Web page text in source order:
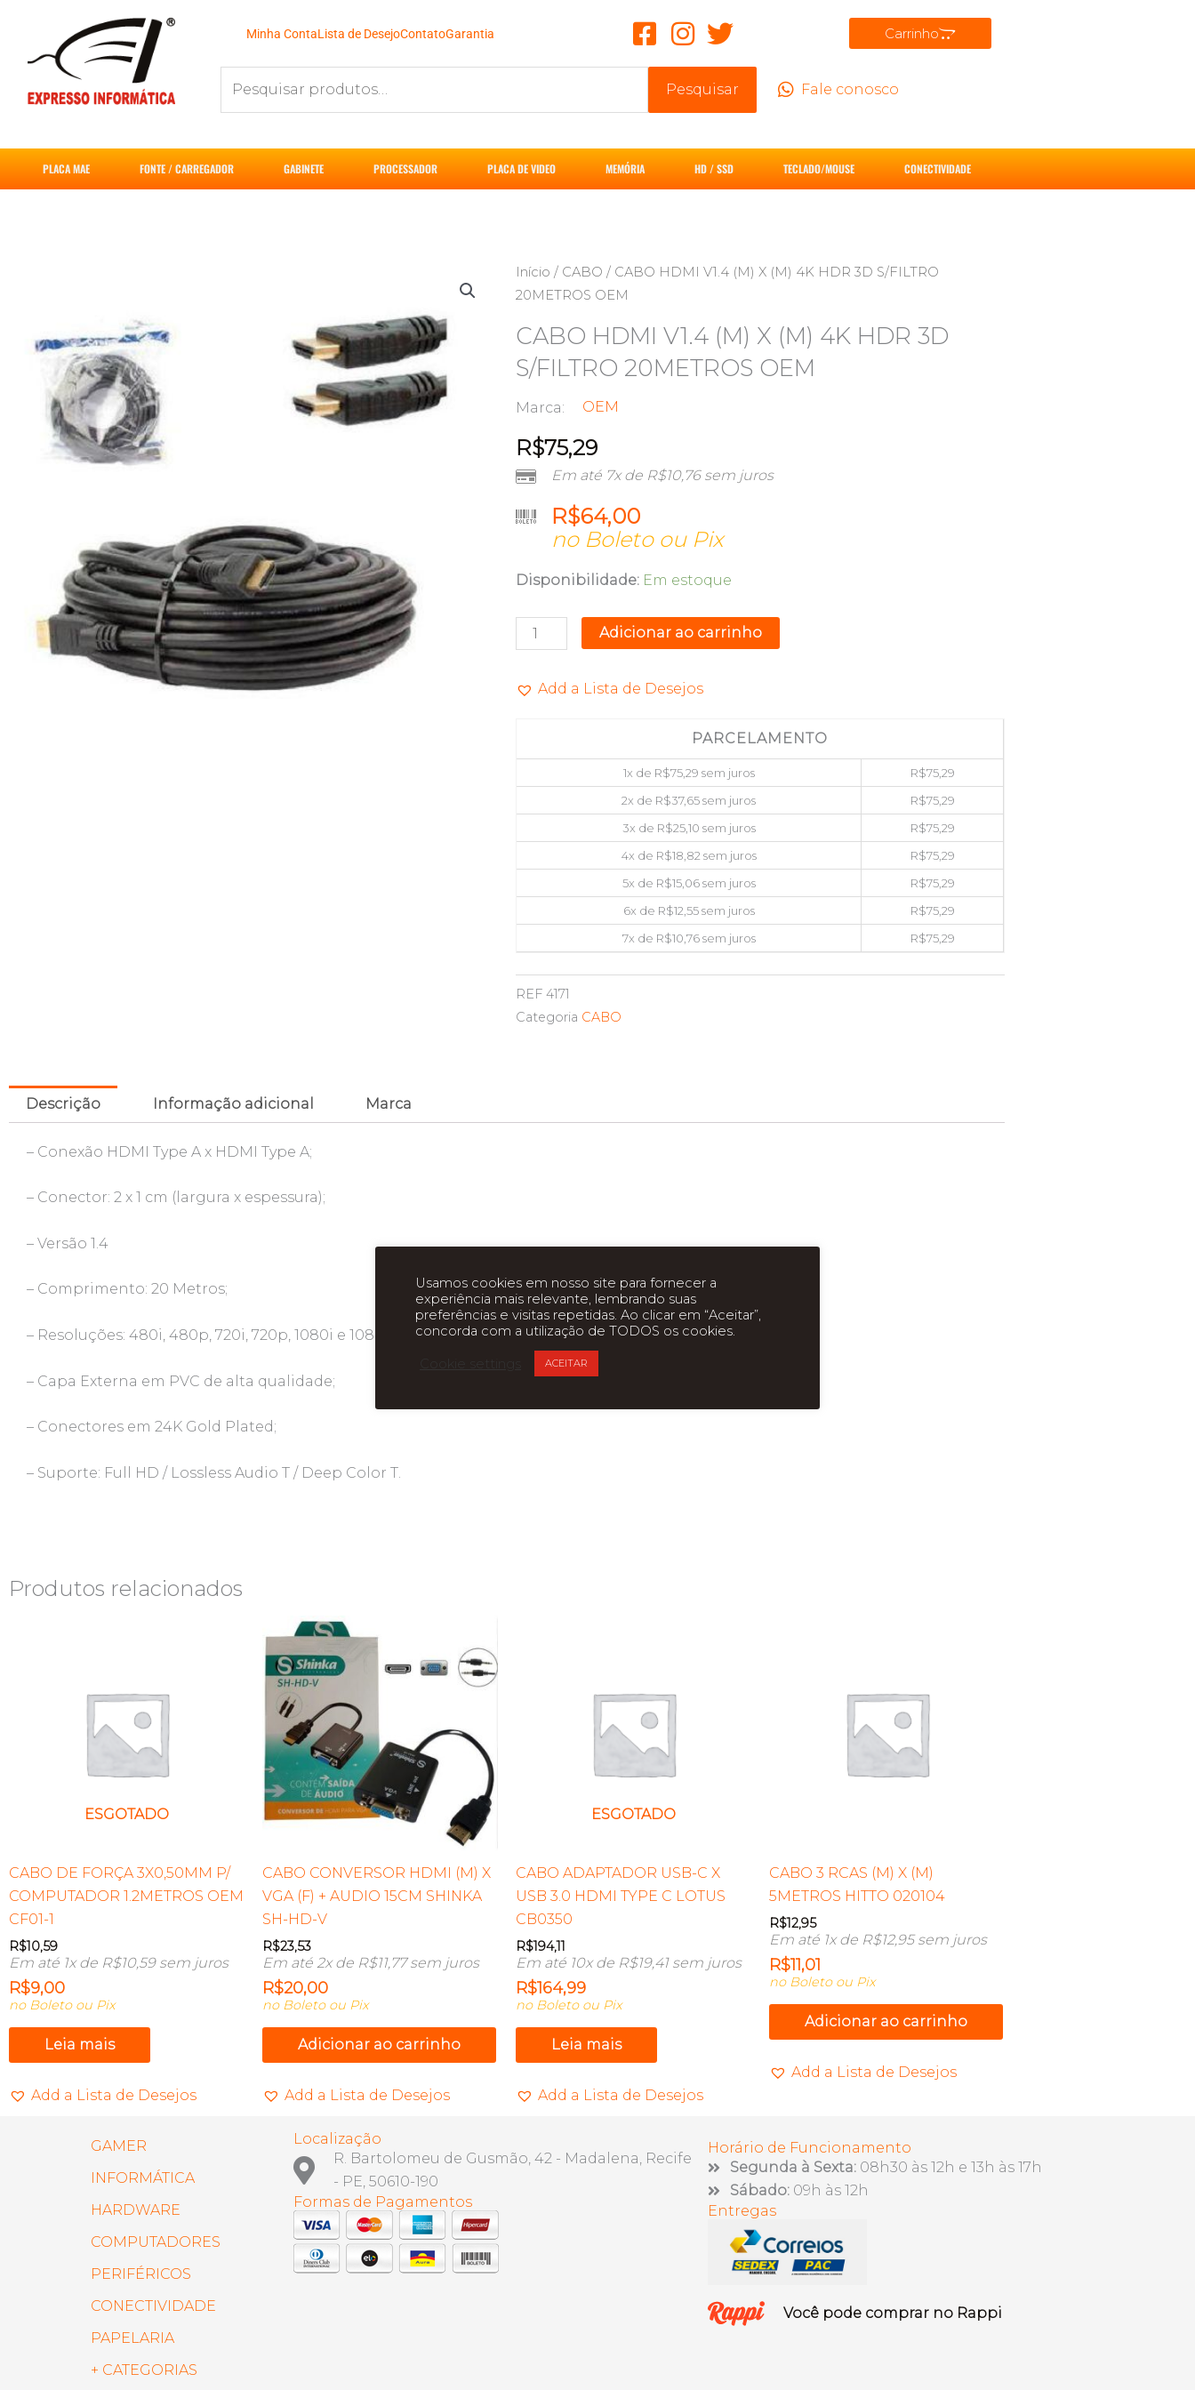
conteúdo
Minha ContaLista de DesejoContatoGarantia Carrinho
por:
Pesquisar Fale conosco
PLACA MAE FONTE / CARREGADOR GABINETE PROCESSADOR PLACA DE VIDEO MEMÓRIA HD / SSD TECLADO/MOUSE CONECTIVIDADE
Início / CABO / CABO HDMI V1.4 (M) X (M) 4K HDR 3D S/FILTRO
20METROS OEM
CABO HDMI V1.4 (M) X (M) 4K HDR 3D
S/FILTRO 20METROS OEM
Marca: OEM
R$75,29
Em até 7x de R$10,76sem juros
R$64,00
no Boleto ou Pix
Disponibilidade: Em estoque
CABO
V1.4
(M)
(M)
3D
S/FILTRO
20METROS
Adicionar ao carrinho
Add a Lista de Desejos
PARCELAMENTO
1x de R$75,29 sem juros R$75,29
2x de R$37,65sem juros R$75,29
3x de R$25,10 sem juros R$75,29
4x de R$18,82sem juros R$75,29
5x de R$15,06sem juros R$75,29
6x de R$12,55sem juros R$75,29
7x de R$10,76sem juros R$75,29
REF 4171
Categoria CABO
Descrição Informação adicional Marca
– Conexão HDMI Type A x HDMI Type A;
– Conector: 2 x 1 cm (largura x espessura);
– Versão 1.4
– Comprimento: 20 Metros;
– Resoluções: 480i, 480p, 720i, 720p, 1080i e 1080p;
– Capa Externa em PVC de alta qualidade;
– Conectores em 24K Gold Plated;
– Suporte: Full HD / Lossless Audio T / Deep Color T.
Produtos relacionados
ESGOTADO
CABO DE FORÇA 3X0,50MM P/
COMPUTADOR 1.2METROS OEM
CF01-1
R$10,59
Em até 1x de R$10,59sem juros
R$9,00
no Boleto ou Pix
Leia mais
Add a Lista de Desejos
CABO CONVERSOR HDMI (M) X
VGA (F) + AUDIO 15CM SHINKA
SH-HD-V
R$23,53
Em até 2x de R$11,77sem juros
R$20,00
no Boleto ou Pix
Adicionar ao carrinho
Add a Lista de Desejos
ESGOTADO
CABO ADAPTADOR USB-C X
USB 3.0 HDMI TYPE C LOTUS
CB0350
R$194,11
Em até 10x de R$19,41sem juros
R$164,99
no Boleto ou Pix
Leia mais
Add a Lista de Desejos
CABO 3 RCAS (M) X (M)
5METROS HITTO 020104
R$12,95
Em até 1x de R$12,95sem juros
R$11,01
no Boleto ou Pix
Adicionar ao carrinho
Add a Lista de Desejos
GAMER
INFORMÁTICA
HARDWARE
COMPUTADORES
PERIFÉRICOS
CONECTIVIDADE
PAPELARIA
+ CATEGORIAS
Localização
R. Bartolomeu de Gusmão, 42 - Madalena, Recife
- PE, 50610-190
Formas de Pagamentos
Horário de Funcionamento
Segunda à Sexta: 08h30 às 12h e 13h às 17h
Sábado: 09h às 12h
Entregas
Você pode comprar no Rappi
Usamos cookies em nosso site para fornecer a
experiência mais relevante, lembrando suas
preferências e visitas repetidas. Ao clicar em “Aceitar”,
concorda com a utilização de TODOS os cookies.
ACEITAR